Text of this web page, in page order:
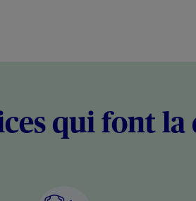
qui font